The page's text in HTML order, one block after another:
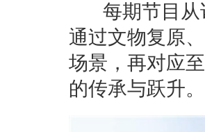
每期节目从
通过文物复原
场景，再对应
的传承与跃升。